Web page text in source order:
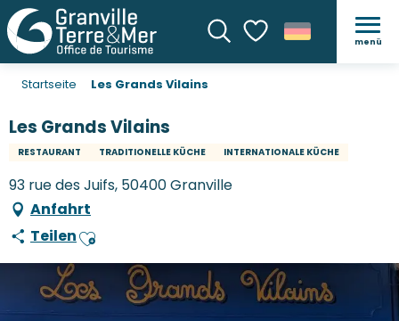
SucheVoir les favoris
menü
Startseite Les Grands Vilains
Les Grands Vilains
RESTAURANT TRADITIONELLE KÜCHE INTERNATIONALE KÜCHE
93 rue des Juifs, 50400 Granville
Anfahrt
TeilenAjouter aux favoris